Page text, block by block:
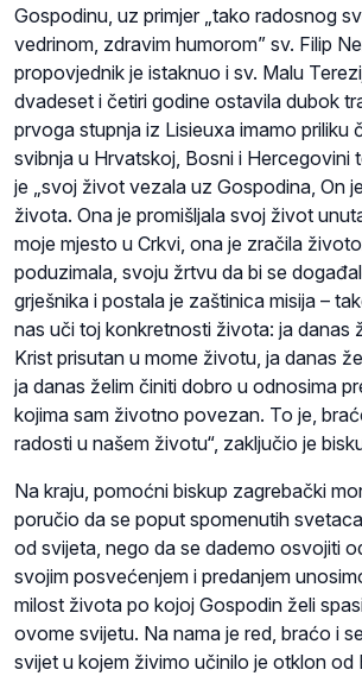
Gospodinu, uz primjer „tako radosnog
vedrinom, zdravim humorom” sv. Filip
propovjednik je istaknuo i sv. Malu
dvadeset i četiri godine ostavila dubok
prvoga stupnja iz Lisieuxa imamo priliku
svibnja u Hrvatskoj, Bosni i Hercegovini
je „svoj život vezala uz Gospodina, On
života. Ona je promišljala svoj život
moje mjesto u Crkvi, ona je zračila
poduzimala, svoju žrtvu da bi se
grješnika i postala je zaštinica misija –
nas uči toj konkretnosti života: ja danas
Krist prisutan u mome životu, ja danas
ja danas želim činiti dobro u odnosima
kojima sam životno povezan. To je,
radosti u našem životu“, zaključio je
Na kraju, pomoćni biskup zagrebački
poručio da se poput spomenutih
od svijeta, nego da se dademo osvojiti
svojim posvećenjem i predanjem
milost života po kojoj Gospodin želi
ovome svijetu. Na nama je red, braćo i
svijet u kojem živimo učinilo je otklon od